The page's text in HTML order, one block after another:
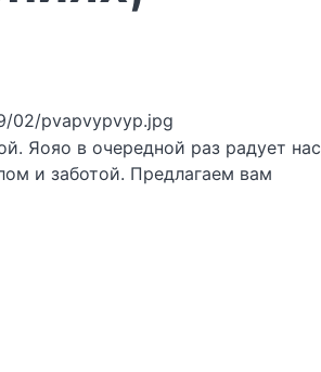
02/pvapvypvyp.jpg
Яояо в очередной раз радует нас
и заботой. Предлагаем вам